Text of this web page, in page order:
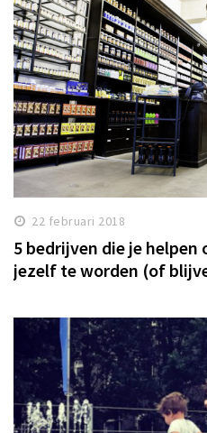
22 februari 2018
5 bedrijven die je helpen
jezelf te worden (of